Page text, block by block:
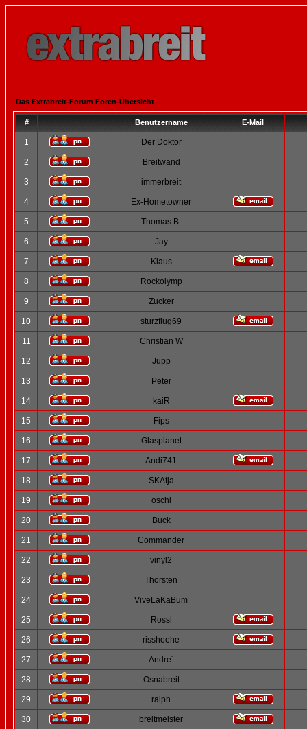
Das Extrabreit-Forum Foren-Übersicht
# Benutzername E-Mail
1 Der Doktor
2 Breitwand
3 immerbreit
4 Ex-Hometowner
5 Thomas B.
6 Jay
7 Klaus
8 Rockolymp
9 Zucker
10 sturzflug69
11 Christian W
12 Jupp
13 Peter
14 kaiR
15 Fips
16 Glasplanet
17 Andi741
18 SKAtja
19 oschi
20 Buck
21 Commander
22 vinyl2
23 Thorsten
24 ViveLaKaBum
25 Rossi
26 risshoehe
27 Andre´
28 Osnabreit
29 ralph
30 breitmeister